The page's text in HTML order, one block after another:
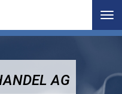
AG